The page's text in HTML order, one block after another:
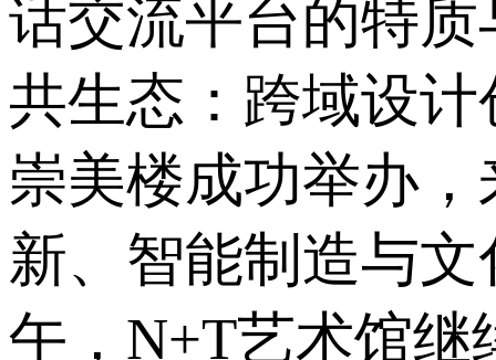
话交流平台的特
共生态：跨域设
崇美楼成功举办
新、智能制造与
午，N+T艺术馆